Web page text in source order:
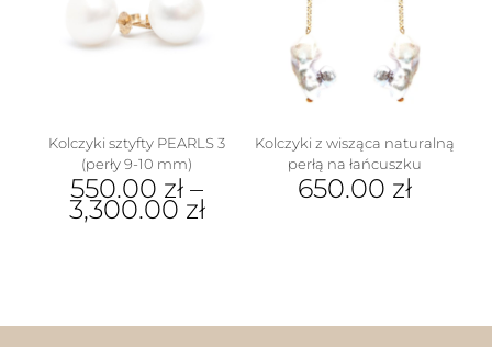
Opcje
można
wybrać
Kolczyki sztyfty PEARLS 3
(perły 9-10 mm)
550.00 zł –
3,300.00 zł
Kolczyki z wisząca naturalną
perłą na łańcuszku
650.00 zł